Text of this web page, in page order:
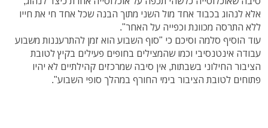
אלא לנהוג בכבוד אחד מול השני מתוך הבנה שכל אחד חי את חייו
ללא התרסה מכוונת וכפייה על האחר".
עוד הוסיף סלמה וסיכם כי "סוף השבוע הוא זמן להתרעננות משבוע
עבודה אינטנסיבי וכמו שהמצילים בחופים פעילים בקיץ לטובת
הציבור החילוני בשבתות, אין סיבה שמרכזים קהילתיים לא יהיו
פתוחים לטובת הציבור בימי החורף במהלך סופי השבוע".